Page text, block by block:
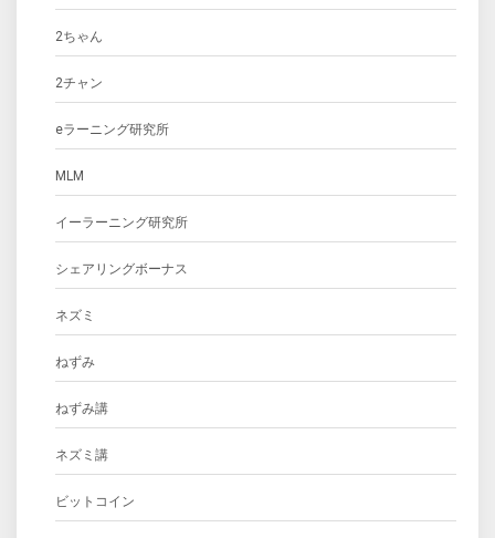
2ちゃん
2チャン
eラーニング研究所
MLM
イーラーニング研究所
シェアリングボーナス
ネズミ
ねずみ
ねずみ講
ネズミ講
ビットコイン